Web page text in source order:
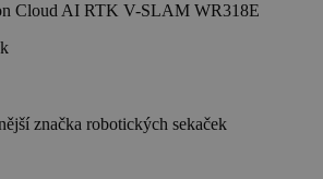
Cloud AI RTK V-SLAM WR318E
značka robotických sekaček